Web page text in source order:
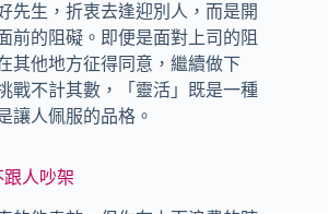
先生，折衷去逢迎別人，而是開
前的阻礙。即便是面對上司的阻
其他地方征得同意，繼續做下
戰不計其數，「靈活」既是一種
讓人佩服的品格。
人吵架